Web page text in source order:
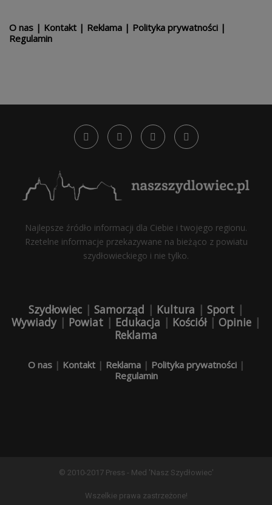
O nas | Kontakt | Reklama | Polityka prywatności |
Regulamin
Najlepsze źródło informacji dla Ciebie i twojego regionu.
Rzetelne informacje przekazywane na bieżąco z powiatu
szydłowieckiego i nie tylko.
Szydłowiec | Samorząd | Kultura | Sport |
Wywiady| Powiat | Edukacja | Kościół| Opinie |
Reklama
O nas| Kontakt| Reklama| Polityka prywatności|
Regulamin
© 2010-2017 Press - Med 'Nasz Szydłowiec'
Wszelkie prawa zastrzeżone!